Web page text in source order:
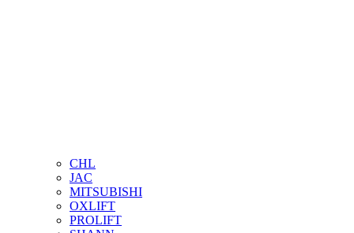
CHL
JAC
MITSUBISHI
OXLIFT
PROLIFT